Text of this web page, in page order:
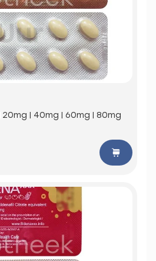
20mg | 40mg | 60mg | 80mg